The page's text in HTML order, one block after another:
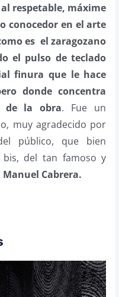
respetable, máxime
conocedor en el arte
es el zaragozano
el pulso de teclado
finura que le hace
donde concentra
de la obra. Fue un
muy agradecido por
público, que bien
del tan famoso y
Manuel Cabrera.